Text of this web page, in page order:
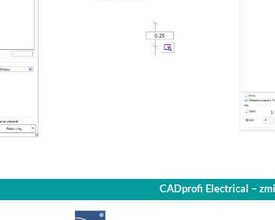
CADprofi Electrical –